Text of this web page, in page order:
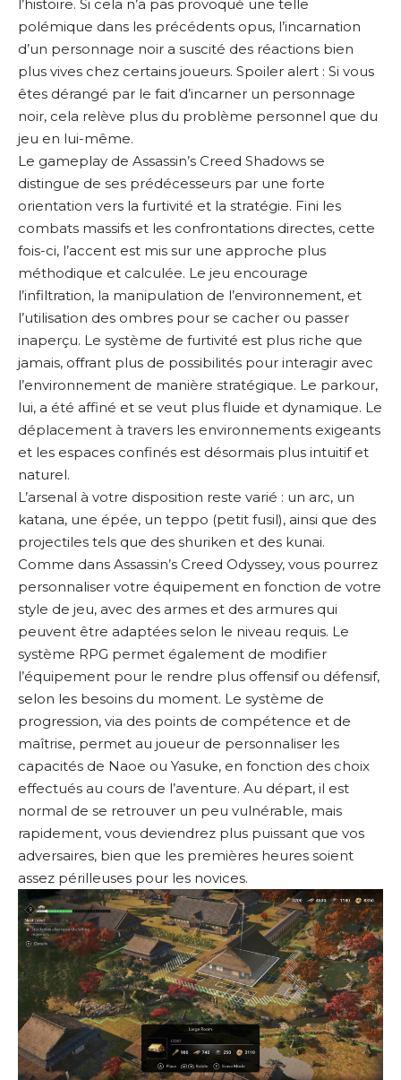
l’histoire. Si cela n’a pas provoqué une telle
polémique dans les précédents opus, l’incarnation
d’un personnage noir a suscité des réactions bien
plus vives chez certains joueurs. Spoiler alert : Si vous
êtes dérangé par le fait d’incarner un personnage
noir, cela relève plus du problème personnel que du
jeu en lui-même.
Le gameplay de Assassin’s Creed Shadows se
distingue de ses prédécesseurs par une forte
orientation vers la furtivité et la stratégie. Fini les
combats massifs et les confrontations directes, cette
fois-ci, l’accent est mis sur une approche plus
méthodique et calculée. Le jeu encourage
l’infiltration, la manipulation de l’environnement, et
l’utilisation des ombres pour se cacher ou passer
inaperçu. Le système de furtivité est plus riche que
jamais, offrant plus de possibilités pour interagir avec
l’environnement de manière stratégique. Le parkour,
lui, a été affiné et se veut plus fluide et dynamique. Le
déplacement à travers les environnements exigeants
et les espaces confinés est désormais plus intuitif et
naturel.
L’arsenal à votre disposition reste varié : un arc, un
katana, une épée, un teppo (petit fusil), ainsi que des
projectiles tels que des shuriken et des kunai.
Comme dans Assassin’s Creed Odyssey, vous pourrez
personnaliser votre équipement en fonction de votre
style de jeu, avec des armes et des armures qui
peuvent être adaptées selon le niveau requis. Le
système RPG permet également de modifier
l’équipement pour le rendre plus offensif ou défensif,
selon les besoins du moment. Le système de
progression, via des points de compétence et de
maîtrise, permet au joueur de personnaliser les
capacités de Naoe ou Yasuke, en fonction des choix
effectués au cours de l’aventure. Au départ, il est
normal de se retrouver un peu vulnérable, mais
rapidement, vous deviendrez plus puissant que vos
adversaires, bien que les premières heures soient
assez périlleuses pour les novices.